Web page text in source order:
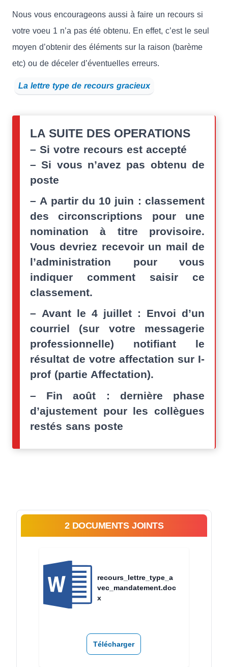
Nous vous encourageons aussi à faire un recours si
votre voeu 1 n’a pas été obtenu. En effet, c’est le seul
moyen d’obtenir des éléments sur la raison (barème
etc) ou de déceler d’éventuelles erreurs.
La lettre type de recours gracieux
LA SUITE DES OPERATIONS
– Si votre recours est accepté
– Si vous n’avez pas obtenu de
poste
– A partir du 10 juin : classement
des circonscriptions pour une
nomination à titre provisoire.
Vous devriez recevoir un mail de
l’administration pour vous
indiquer comment saisir ce
classement.
– Avant le 4 juillet : Envoi d’un
courriel (sur votre messagerie
professionnelle) notifiant le
résultat de votre affectation sur I-
prof (partie Affectation).
– Fin août : dernière phase
d’ajustement pour les collègues
restés sans poste
2 DOCUMENTS JOINTS
recours_lettre_type_a
vec_mandatement.doc
x
Télécharger